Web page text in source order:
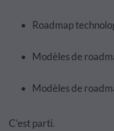
Roadmap
Modèles de
Modèles de
C’est parti.